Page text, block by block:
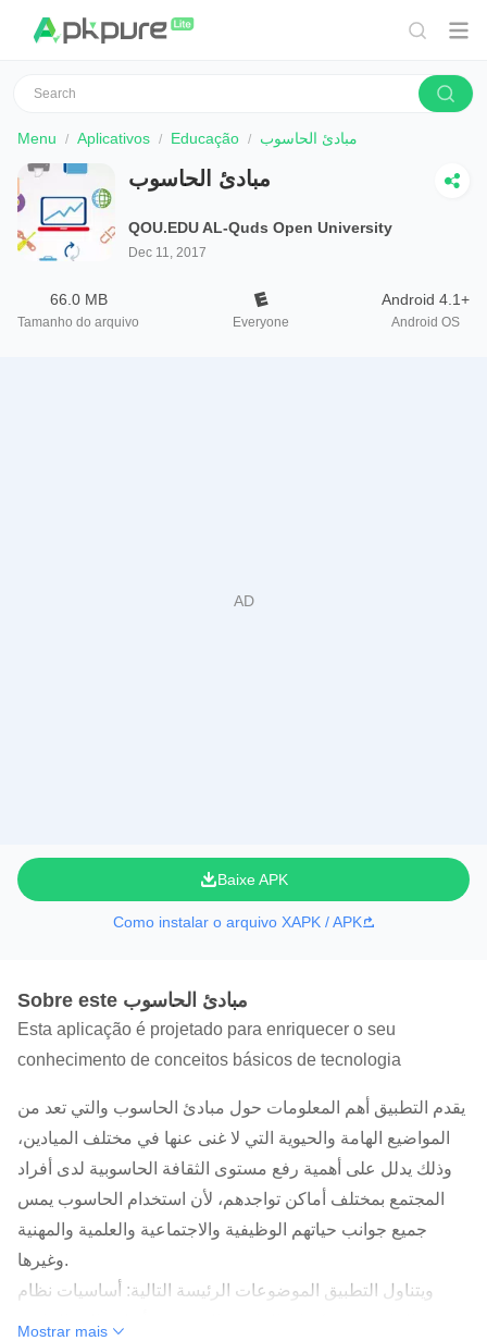
Menu Aplicativos Educação مبادئ الحاسوب
مبادئ الحاسوب
QOU.EDU AL-Quds Open University
Dec 11, 2017
66.0 MB
Tamanho do arquivo Everyone
Android 4.1+
Android OS
Baixe APK
Como instalar o arquivo XAPK / APK
Sobre este مبادئ الحاسوب
Esta aplicação é projetado para enriquecer o seu
conhecimento de conceitos básicos de tecnologia
يقدم التطبيق أهم المعلومات حول مبادئ الحاسوب والتي تعد من
المواضيع الهامة والحيوية التي لا غنى عنها في مختلف الميادين،
وذلك يدلل على أهمية رفع مستوى الثقافة الحاسوبية لدى أفراد
المجتمع بمختلف أماكن تواجدهم، لأن استخدام الحاسوب يمس
جميع جوانب حياتهم الوظيفية والاجتماعية والعلمية والمهنية
وغيرها.
ويتناول التطبيق الموضوعات الرئيسة التالية: أساسيات نظام
Mostrar mais